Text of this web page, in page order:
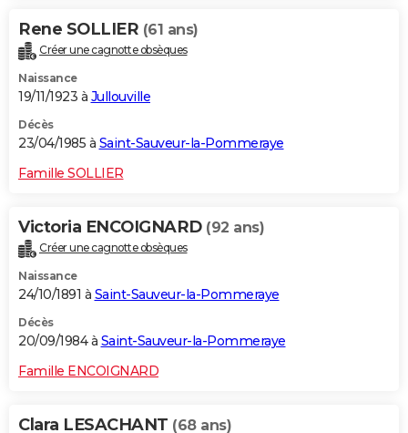
Rene SOLLIER (61 ans)
Créer une cagnotte obsèques
Naissance
19/11/1923 à Jullouville
Décès
23/04/1985 à Saint-Sauveur-la-Pommeraye
Famille SOLLIER
Victoria ENCOIGNARD (92 ans)
Créer une cagnotte obsèques
Naissance
24/10/1891 à Saint-Sauveur-la-Pommeraye
Décès
20/09/1984 à Saint-Sauveur-la-Pommeraye
Famille ENCOIGNARD
Clara LESACHANT (68 ans)